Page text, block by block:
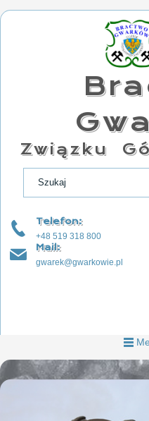
Związku
Telefon:
+48 519 318 800
Mail:
gwarek@gwarkowie.pl